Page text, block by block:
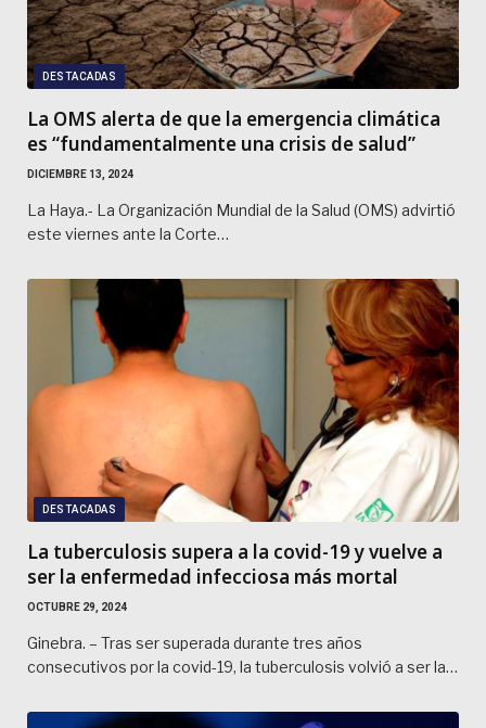
DESTACADAS
La OMS alerta de que la emergencia climática
es “fundamentalmente una crisis de salud”
DICIEMBRE 13, 2024
La Haya.- La Organización Mundial de la Salud (OMS) advirtió
este viernes ante la Corte…
DESTACADAS
La tuberculosis supera a la covid-19 y vuelve a
ser la enfermedad infecciosa más mortal
OCTUBRE 29, 2024
Ginebra. – Tras ser superada durante tres años
consecutivos por la covid-19, la tuberculosis volvió a ser la…